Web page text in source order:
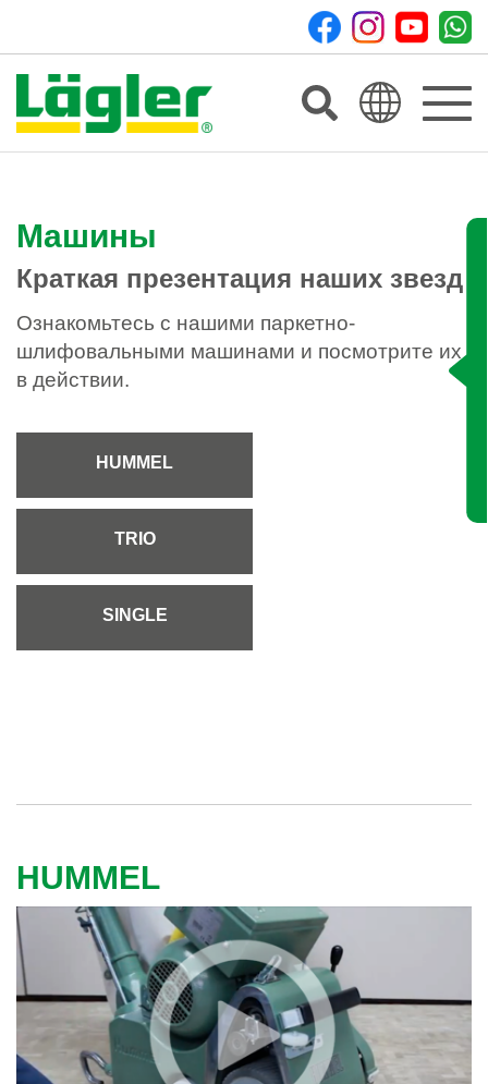
Toggle
Машины
Краткая презентация наших звезд
Ознакомьтесь с нашими паркетно-
шлифовальными машинами и посмотрите их
в действии.
HUMMEL
TRIO
SINGLE
HUMMEL